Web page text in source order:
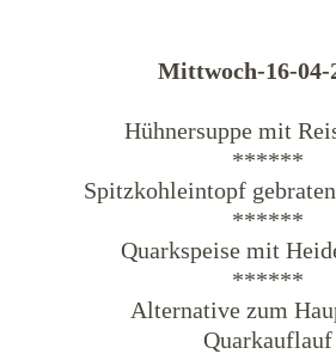
Mittwoch-16-04-
Hühnersuppe mit
******
Spitzkohleintopf
******
Quarkspeise mit
******
Alternative zum
Quarkauflauf